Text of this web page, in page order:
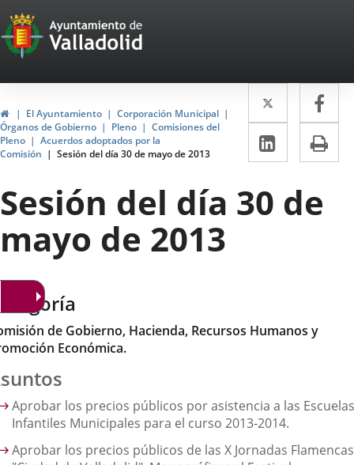
Portal
Web
del
Ayuntamiento
de
Valladolid
InicioEl Ayuntamiento
Corporación Municipal
Órganos de Gobierno
Pleno
Comisiones del
Pleno
Acuerdos adoptados por la
Comisión
Sesión del día 30 de mayo de 2013
Twitter
Enlace
a
una
externa.
a
LinkedIn
Enlace
a
una
Sesión del día 30 de
mayo de 2013
de Gobierno, Hacienda, Recursos Humanos y
Económica.
Aprobar los precios públicos por asistencia a las Escuelas
Infantiles Municipales para el curso 2013-2014.
Aprobar los precios públicos de las X Jornadas Flamencas